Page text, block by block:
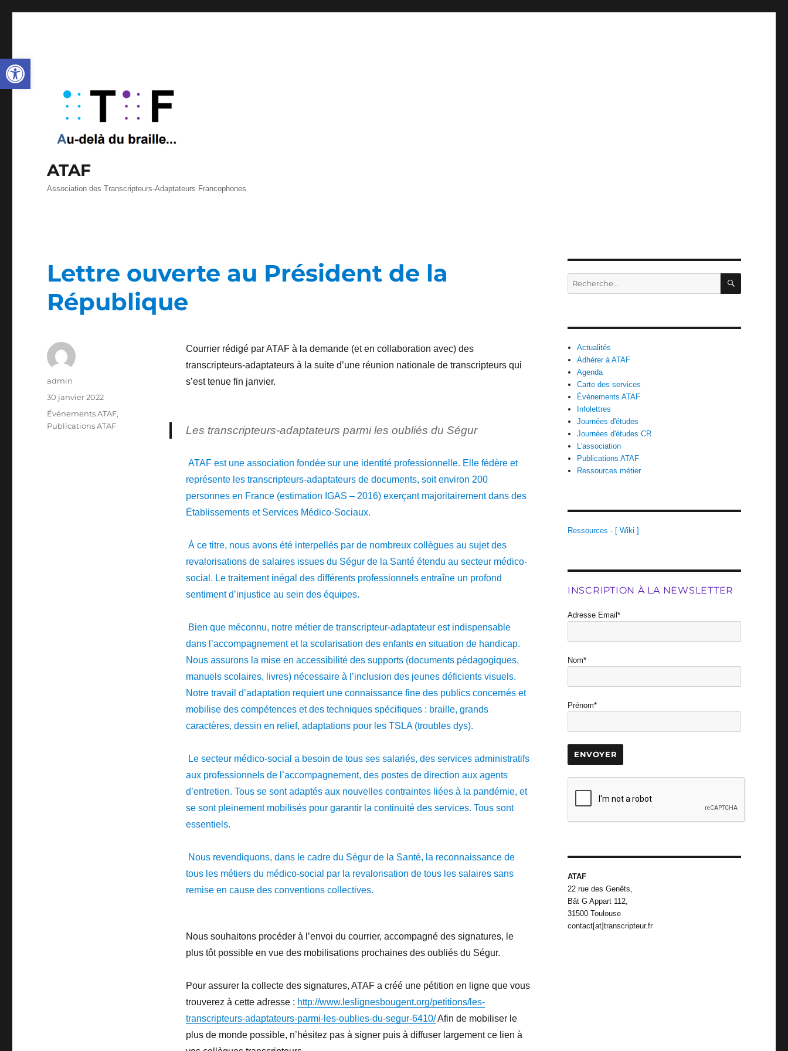
Ouvrir la barre d’outils
ATAF
Association des Transcripteurs-Adaptateurs Francophones
Lettre ouverte au Président de la
République
Courrier rédigé par ATAF à la demande (et en collaboration avec) des
transcripteurs-adaptateurs à la suite d’une réunion nationale de transcripteurs qui
s’est tenue fin janvier.
Les transcripteurs-adaptateurs parmi les oubliés du Ségur
ATAF est une association fondée sur une identité professionnelle. Elle fédère et
représente les transcripteurs-adaptateurs de documents, soit environ 200
personnes en France (estimation IGAS – 2016) exerçant majoritairement dans des
Établissements et Services Médico-Sociaux.
À ce titre, nous avons été interpellés par de nombreux collègues au sujet des
revalorisations de salaires issues du Ségur de la Santé étendu au secteur médico-
social. Le traitement inégal des différents professionnels entraîne un profond
sentiment d’injustice au sein des équipes.
Bien que méconnu, notre métier de transcripteur-adaptateur est indispensable
dans l’accompagnement et la scolarisation des enfants en situation de handicap.
Nous assurons la mise en accessibilité des supports (documents pédagogiques,
manuels scolaires, livres) nécessaire à l’inclusion des jeunes déficients visuels.
Notre travail d’adaptation requiert une connaissance fine des publics concernés et
mobilise des compétences et des techniques spécifiques : braille, grands
caractères, dessin en relief, adaptations pour les TSLA (troubles dys).
Le secteur médico-social a besoin de tous ses salariés, des services administratifs
aux professionnels de l’accompagnement, des postes de direction aux agents
d’entretien. Tous se sont adaptés aux nouvelles contraintes liées à la pandémie, et
se sont pleinement mobilisés pour garantir la continuité des services. Tous sont
essentiels.
Nous revendiquons, dans le cadre du Ségur de la Santé, la reconnaissance de
tous les métiers du médico-social par la revalorisation de tous les salaires sans
remise en cause des conventions collectives.
Nous souhaitons procéder à l’envoi du courrier, accompagné des signatures, le
plus tôt possible en vue des mobilisations prochaines des oubliés du Ségur.
Pour assurer la collecte des signatures, ATAF a créé une pétition en ligne que vous
trouverez à cette adresse : http://www.leslignesbougent.org/petitions/les-
transcripteurs-adaptateurs-parmi-les-oublies-du-segur-6410/Afin de mobiliser le
plus de monde possible, n’hésitez pas à signer puis à diffuser largement ce lien à
Auteur
admin
Publié
le
30 janvier 2022
Catégories
Événements ATAF,
Publications ATAF
Recherche
pour :
Actualités
Adhérer à ATAF
Agenda
Carte des services
Événements ATAF
Infolettres
Journées d'études
Journées d'études CR
L'association
Publications ATAF
Ressources métier
Ressources - [ Wiki ]
INSCRIPTION À LA NEWSLETTER
Adresse Email*
Nom*
Prénom*
ATAF
22 rue des Genêts,
Bât G Appart 112,
31500 Toulouse
contact[at]transcripteur.fr